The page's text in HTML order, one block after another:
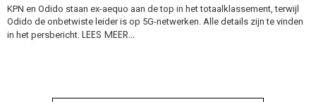
KPN en Odido staan ex-aequo aan de top in het totaalklassement, terwijl
Odido de onbetwiste leider is op 5G-netwerken. Alle details zijn te vinden
in het persbericht. LEES MEER…